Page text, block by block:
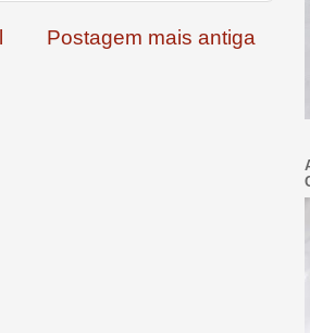
Postagem mais antiga